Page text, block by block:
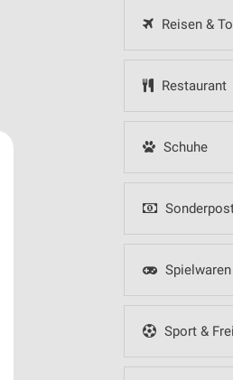
Reisen &
Restaurant
Schuhe
Spielwaren
Sport &